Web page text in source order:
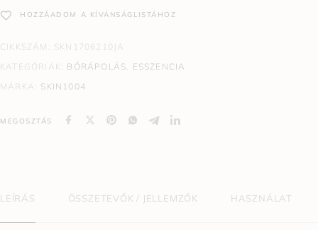
HOZZÁADOM A KÍVÁNSÁGLISTÁHOZ
CIKKSZÁM: SKN1706210JA
KATEGÓRIÁK: BŐRÁPOLÁS, ESSZENCIA
MÁRKA: SKIN1004
MEGOSZTÁS
LEÍRÁS ÖSSZETEVŐK / JELLEMZŐK HASZNÁLAT